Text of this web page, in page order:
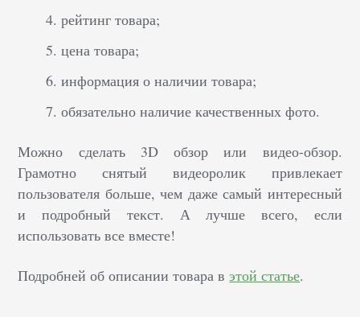
рейтинг товара;
цена товара;
информация о наличии товара;
обязательно наличие качественных фото.
Можно сделать 3D обзор или видео-обзор.
Грамотно снятый видеоролик привлекает
пользователя больше, чем даже самый интересный
и подробный текст. А лучше всего, если
использовать все вместе!
Подробней об описании товара вэтой статье.